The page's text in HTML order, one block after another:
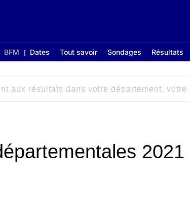
BFM Dates Tout savoir Sondages Résultats
2021